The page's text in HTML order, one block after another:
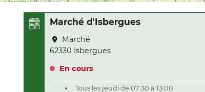
Marché d'Isbergues
Marché
62330 Isbergues
En cours
Tous les jeudi de 07:30 à 13:00